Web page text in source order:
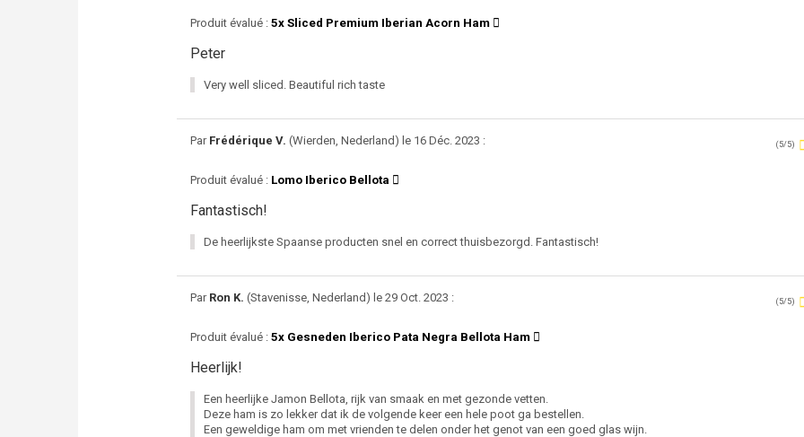
Produit évalué : 5x Sliced Premium Iberian Acorn Ham
Peter
Very well sliced. Beautiful rich taste
Par Frédérique V. (Wierden, Nederland) le 16 Déc. 2023 : (5/5)
Produit évalué : Lomo Iberico Bellota
Fantastisch!
De heerlijkste Spaanse producten snel en correct thuisbezorgd. Fantastisch!
Par Ron K. (Stavenisse, Nederland) le 29 Oct. 2023 : (5/5)
Produit évalué : 5x Gesneden Iberico Pata Negra Bellota Ham
Heerlijk!
Een heerlijke Jamon Bellota, rijk van smaak en met gezonde vetten.
Deze ham is zo lekker dat ik de volgende keer een hele poot ga bestellen.
Een geweldige ham om met vrienden te delen onder het genot van een goed glas wijn.